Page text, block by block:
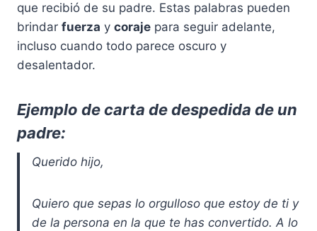
que recibió de su padre. Estas palabras pueden
brindar fuerza y ​​ coraje para seguir adelante,
incluso cuando todo parece oscuro y
desalentador.
Ejemplo de carta de despedida de un
padre:
Querido hijo,
Quiero que sepas lo orgulloso que estoy de ti y
de la persona en la que te has convertido. A lo